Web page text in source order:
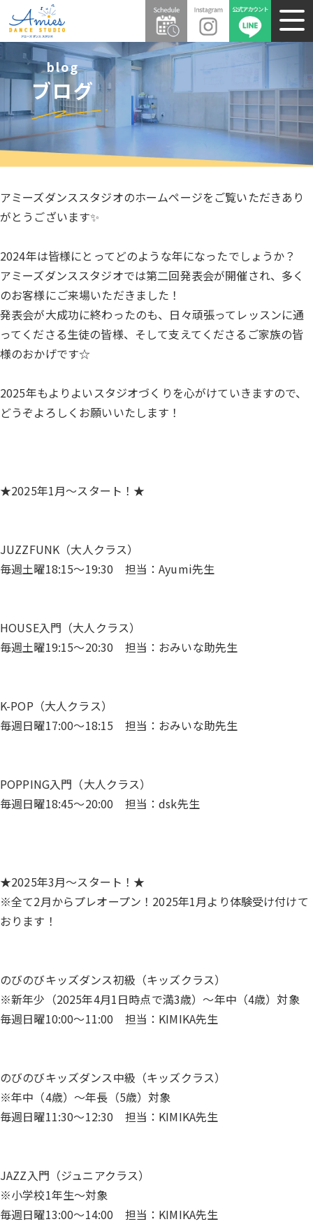
blog
ブログ
アミーズダンススタジオのホームページをご覧いただきあり
がとうございます✨
2024年は皆様にとってどのような年になったでしょうか？
アミーズダンススタジオでは第二回発表会が開催され、多く
のお客様にご来場いただきました！
発表会が大成功に終わったのも、日々頑張ってレッスンに通
ってくださる生徒の皆様、そして支えてくださるご家族の皆
様のおかげです☆
2025年もよりよいスタジオづくりを心がけていきますので、
どうぞよろしくお願いいたします！
★2025年1月～スタート！★
JUZZFUNK（大人クラス）
毎週土曜18:15～19:30 担当：Ayumi先生
HOUSE入門（大人クラス）
毎週土曜19:15～20:30 担当：おみいな助先生
K-POP（大人クラス）
毎週日曜17:00〜18:15 担当：おみいな助先生
POPPING入門（大人クラス）
毎週日曜18:45～20:00 担当：dsk先生
★2025年3月～スタート！★
※全て2月からプレオープン！2025年1月より体験受け付けて
おります！
のびのびキッズダンス初級（キッズクラス）
※新年少（2025年4月1日時点で満3歳）〜年中（4歳）対象
毎週日曜10:00～11:00 担当：KIMIKA先生
のびのびキッズダンス中級（キッズクラス）
※年中（4歳）〜年長（5歳）対象
毎週日曜11:30～12:30 担当：KIMIKA先生
JAZZ入門（ジュニアクラス）
※小学校1年生〜対象
毎週日曜13:00～14:00 担当：KIMIKA先生